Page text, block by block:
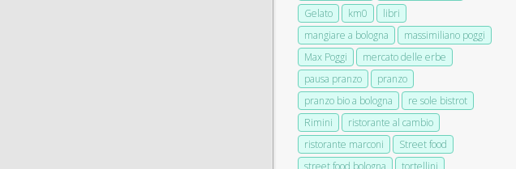
Gelato
km0
libri
mangiare a bologna
massimiliano poggi
Max Poggi
mercato delle erbe
pausa pranzo
pranzo
pranzo bio a bologna
re sole bistrot
Rimini
ristorante al cambio
ristorante marconi
Street food
street food bologna
tortellini